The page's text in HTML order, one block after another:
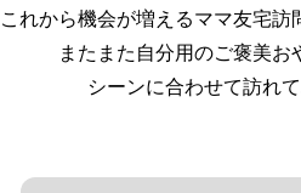
これから機会が増えるママ友宅訪
またまた自分用のご褒美お
シーンに合わせて訪れて